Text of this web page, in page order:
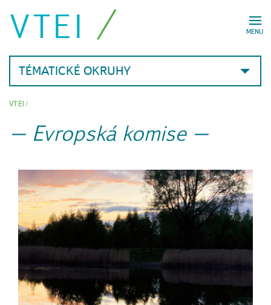
MENU
VTEI
TÉMATICKÉ OKRUHY
VTEI/
Evropská komise